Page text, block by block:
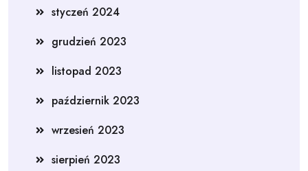
styczeń 2024
grudzień 2023
listopad 2023
październik 2023
wrzesień 2023
sierpień 2023